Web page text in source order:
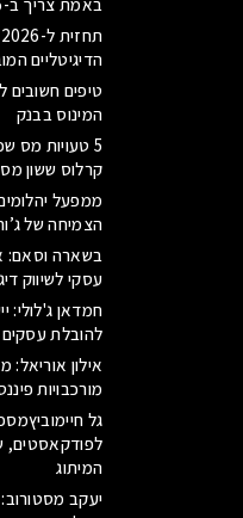
הדיגיטליים
טיפים חשובים
המינוס בבנק
קרלוס ששון
ממפעל
הצמיחה של
בשארה וסאם:
עסקי לשיווק
להובלת
אילון אוריאל:
מורכבויות
גל
לפודקאסטים,
המיתוג
יעקב מסטורוב: